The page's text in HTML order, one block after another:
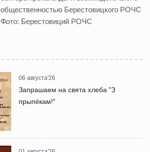
общественностью Берестовицкого РОЧС
Фото: Берестовиций РОЧС
06 августа'26
Запрашаем на свята хлеба "З
прыпёкам!"